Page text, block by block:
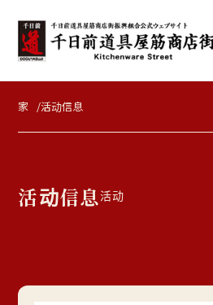
家 活动信息
活动信息活动